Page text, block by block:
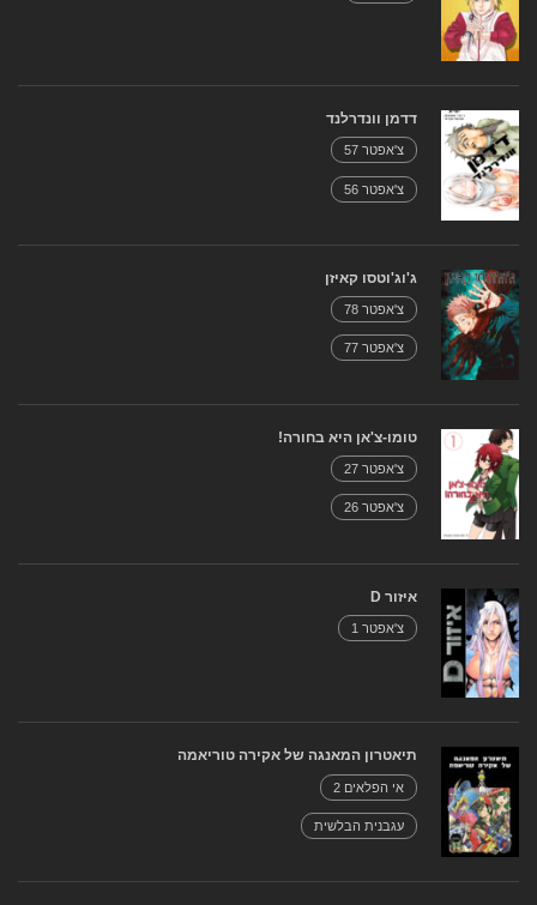
דדמן וונדרלנד
צ'אפטר 57
צ'אפטר 56
ג'וג'וטסו קאיזן
צ'אפטר 78
צ'אפטר 77
טומו-צ'אן היא בחורה!
צ'אפטר 27
צ'אפטר 26
איזור D
צ'אפטר 1
תיאטרון המאנגה של אקירה טוריאמה
אי הפלאים 2
עגבנית הבלשית